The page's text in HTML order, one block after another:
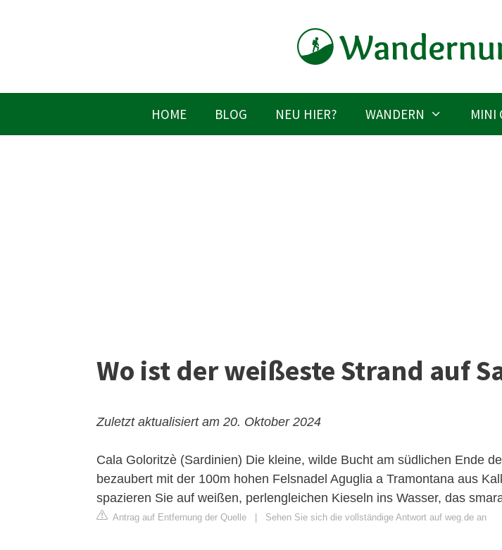
HOME BLOG NEU HIER? WANDERN MINI
Wo ist der weißeste Strand auf
Zuletzt aktualisiert am 20. Oktober 2024
Cala Goloritzè (Sardinien) Die kleine, wilde Bucht am südlichen Ende
bezaubert mit der 100m hohen Felsnadel Aguglia a Tramontana aus
spazieren Sie auf weißen, perlengleichen Kieseln ins Wasser, das
Antrag auf Entfernung der Quelle Sehen Sie sich die vollständige Antwort auf weg.de an